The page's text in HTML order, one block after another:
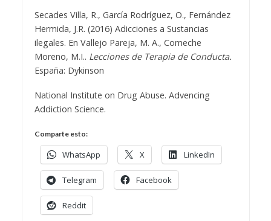
Secades Villa, R., García Rodríguez, O., Fernández
Hermida, J.R. (2016) Adicciones a Sustancias
ilegales. En Vallejo Pareja, M. A., Comeche
Moreno, M.I.. Lecciones de Terapia de Conducta.
España: Dykinson
National Institute on Drug Abuse. Advencing
Addiction Science.
Comparte esto:
WhatsApp X LinkedIn
Telegram Facebook
Reddit